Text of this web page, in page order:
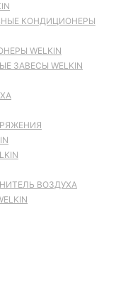
КОНДИЦИОНЕРЫ
WELKIN
ЗАВЕСЫ WELKIN
ВОЗДУХА